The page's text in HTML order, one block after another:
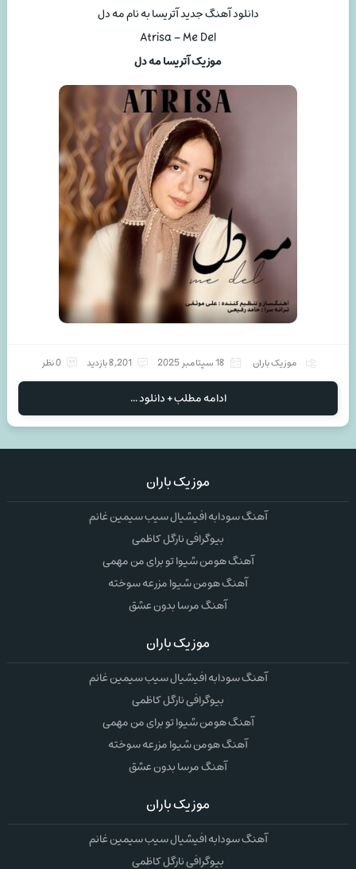
دانلود آهنگ جدید آتریسا به نام مه دل
Atrisa – Me Del
موزیک آتریسا مه دل
موزیک باران 18 سپتامبر 2025 8,201 بازدید 0 نظر
ادامه مطلب + دانلود ...
موزیک باران
آهنگ سودابه افیشیال سیب سیمین غانم
بیوگرافی نارگل کاظمی
آهنگ هومن شیوا تو برای من مهمی
آهنگ هومن شیوا مزرعه سوخته
آهنگ مرسا بدون عشق
موزیک باران
آهنگ سودابه افیشیال سیب سیمین غانم
بیوگرافی نارگل کاظمی
آهنگ هومن شیوا تو برای من مهمی
آهنگ هومن شیوا مزرعه سوخته
آهنگ مرسا بدون عشق
موزیک باران
آهنگ سودابه افیشیال سیب سیمین غانم
بیوگرافی نارگل کاظمی